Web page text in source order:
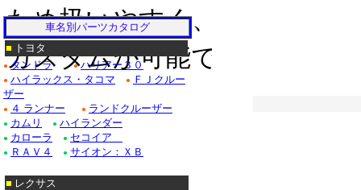
車名別パーツカタログ
■ トヨタ
● タンドラ ● ハリアー３０
● ハイラックス・タコマ ●
ＦＪクルー
ザー
● ４ ランナー ● ランドクルーザー
● カムリ ● ハイランダー
● カローラ ● セコイア
● ＲＡＶ４ ● サイオン：ＸＢ
■ レクサス
ため扱いやすく、３Ｍ製両面
カスタムが可能です。